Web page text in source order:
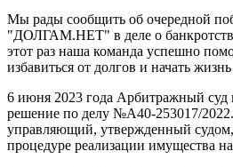
Мы рады сообщить об очередной
"ДОЛГАМ.НЕТ" в деле о
этот раз наша команда успешно
избавиться от долгов и начать
6 июня 2023 года Арбитражный суд
решение по делу №А40-253017/
управляющий, утвержденный судом,
процедуре реализации имущества